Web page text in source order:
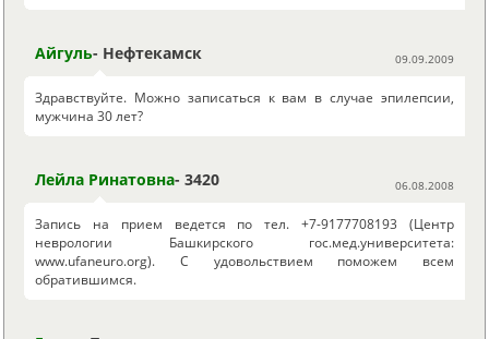
Айгуль- Нефтекамск 09.09.2009
Здравствуйте. Можно записаться к вам в случае эпилепсии,
мужчина 30 лет?
Лейла Ринатовна- 3420 06.08.2008
Запись на прием ведется по тел. +7-9177708193 (Центр
неврологии Башкирского гос.мед.университета:
www.ufaneuro.org). С удовольствием поможем всем
обратившимся.